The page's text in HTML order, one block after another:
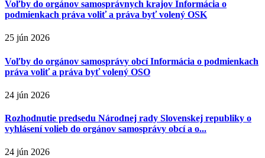
Voľby do orgánov samosprávnych krajov Informácia o
podmienkach práva voliť a práva byť volený OSK
25 jún 2026
Voľby do orgánov samosprávy obcí Informácia o podmienkach
práva voliť a práva byť volený OSO
24 jún 2026
Rozhodnutie predsedu Národnej rady Slovenskej republiky o
vyhlásení volieb do orgánov samosprávy obcí a o...
24 jún 2026